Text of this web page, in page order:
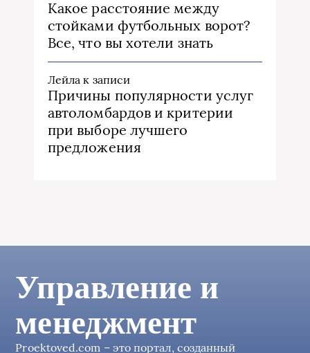
Какое расстояние между
стойками футбольных ворот?
Все, что вы хотели знать
Лейла к записи
Причины популярности услуг
автоломбардов и критерии
при выборе лучшего
предложения
Управление и
менеджмент
Proektoved.com – это портал, созданный